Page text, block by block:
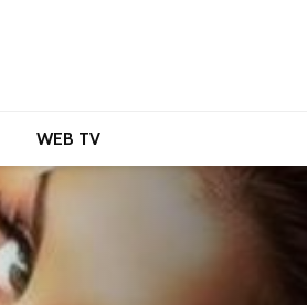
WEB TV